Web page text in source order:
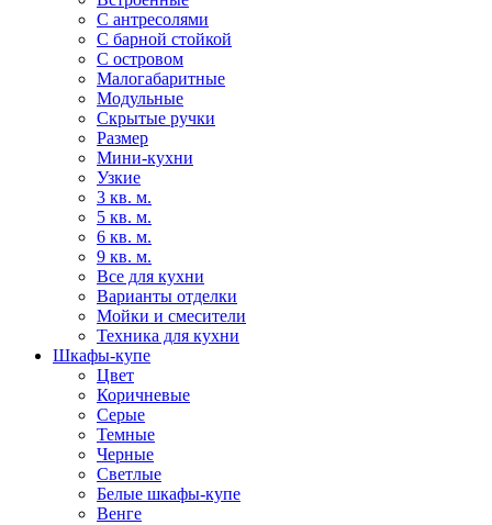
С антресолями
С барной стойкой
С островом
Малогабаритные
Модульные
Скрытые ручки
Размер
Мини-кухни
Узкие
3 кв. м.
5 кв. м.
6 кв. м.
9 кв. м.
Все для кухни
Варианты отделки
Мойки и смесители
Техника для кухни
Шкафы-купе
Цвет
Коричневые
Серые
Темные
Черные
Светлые
Белые шкафы-купе
Венге